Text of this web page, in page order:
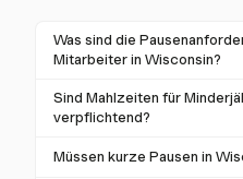
Was sind die
Mitarbeiter in Wisconsin?
Wisconsin verlangt von
Mahlzeiten oder
gewährt werden, müssen
Sind Mahlzeiten für
verpflichtend?
Ja, Minderjährige, die mehr
Müssen kurze Pausen in